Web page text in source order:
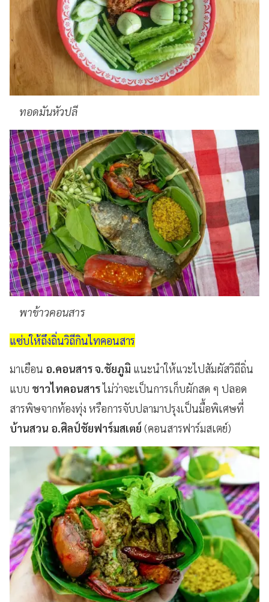
ทอดมันหัวปลี
พาข้าวคอนสาร
แซ่บให้ถึงถิ่นวิถีกินไทคอนสาร
มาเยือน อ.คอนสาร จ.ชัยภูมิ แนะนำให้แวะไปสัมผัสวิถีถิ่น
แบบ ชาวไทคอนสารไม่ว่าจะเป็นการเก็บผักสด ๆ ปลอด
สารพิษจากท้องทุ่ง หรือการจับปลามาปรุงเป็นมื้อพิเศษที่
บ้านสวน อ.ศิลป์ชัยฟาร์มสเตย์ (คอนสารฟาร์มสเตย์)